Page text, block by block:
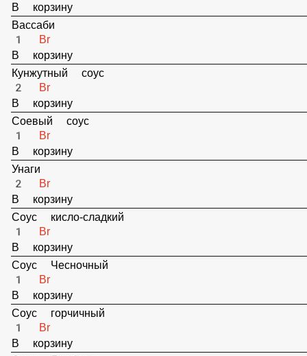
Вассаби
1 Br
В корзину
Кунжутный соус
2 Br
Соевый соус
В корзину
2 Br
В корзину
Соус кисло-сладкий
1 Br
В корзину
Соус Чесночный
1 Br
В корзину